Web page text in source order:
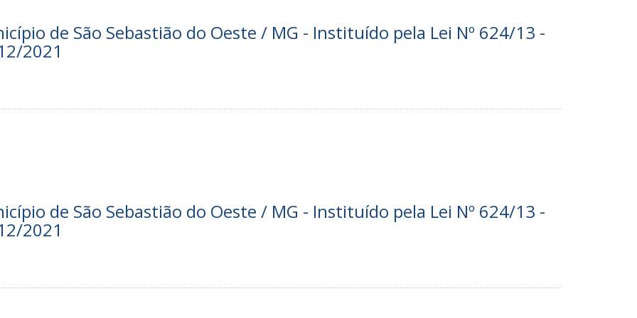
de São Sebastião do Oeste / MG - Instituído pela Lei Nº 624/13 -
2021
de São Sebastião do Oeste / MG - Instituído pela Lei Nº 624/13 -
2021